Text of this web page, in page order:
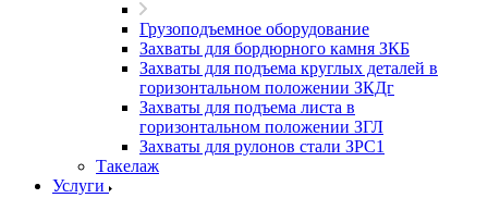
Грузоподъемное оборудование
Захваты для бордюрного камня ЗКБ
Захваты для подъема круглых деталей в
горизонтальном положении ЗКДг
Захваты для подъема листа в
горизонтальном положении ЗГЛ
Захваты для рулонов стали ЗРС1
Такелаж
Услуги